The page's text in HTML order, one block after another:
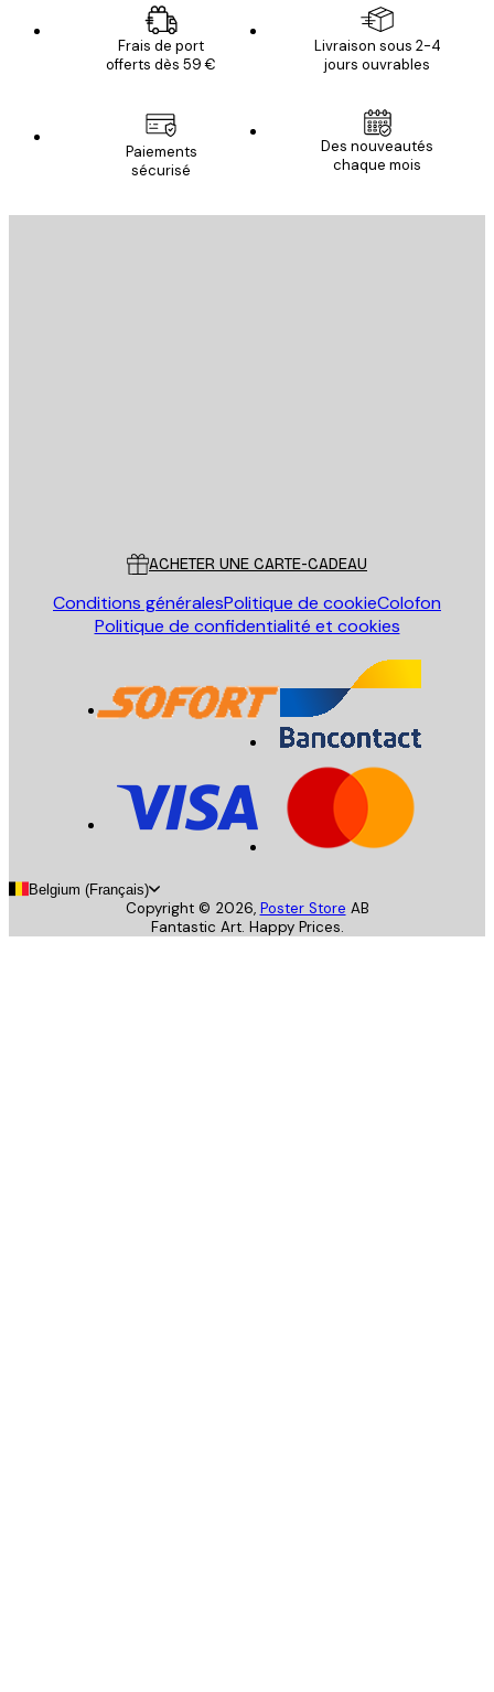
Frais de port
offerts dès 59 €
Livraison sous 2-4
jours ouvrables
Paiements
sécurisé
Des nouveautés
chaque mois
ACHETER UNE CARTE-CADEAU
Conditions généralesPolitique de cookieColofon
Politique de confidentialité et cookies
Belgium (Français)
Copyright © 2026, Poster Store AB
Fantastic Art. Happy Prices.